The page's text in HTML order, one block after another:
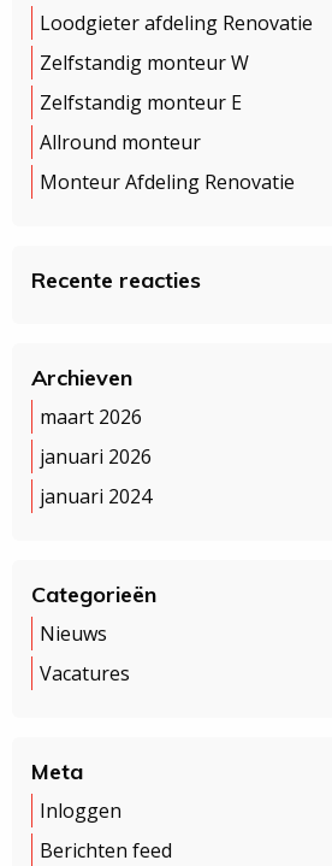
Loodgieter afdeling Renovatie
Zelfstandig monteur W
Zelfstandig monteur E
Allround monteur
Monteur Afdeling Renovatie
Recente reacties
Archieven
maart 2026
januari 2026
januari 2024
Categorieën
Nieuws
Vacatures
Meta
Inloggen
Berichten feed